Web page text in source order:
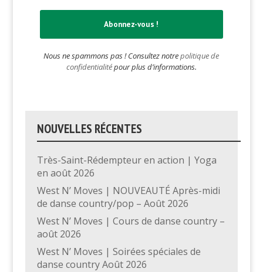
Nous ne spammons pas ! Consultez notrepolitique de
confidentialitépour plus d’informations.
NOUVELLES RÉCENTES
Très-Saint-Rédempteur en action | Yoga
en août 2026
West N’ Moves | NOUVEAUTÉ Après-midi
de danse country/pop – Août 2026
West N’ Moves | Cours de danse country –
août 2026
West N’ Moves | Soirées spéciales de
danse country Août 2026